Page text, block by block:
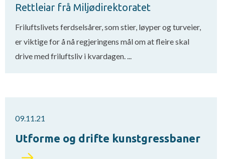
Rettleiar frå Miljødirektoratet
Friluftslivets ferdselsårer, som stier, løyper og turveier,
er viktige for å nå regjeringens mål om at fleire skal
drive med friluftsliv i kvardagen. ...
09.11.21
Utforme og drifte kunstgressbaner